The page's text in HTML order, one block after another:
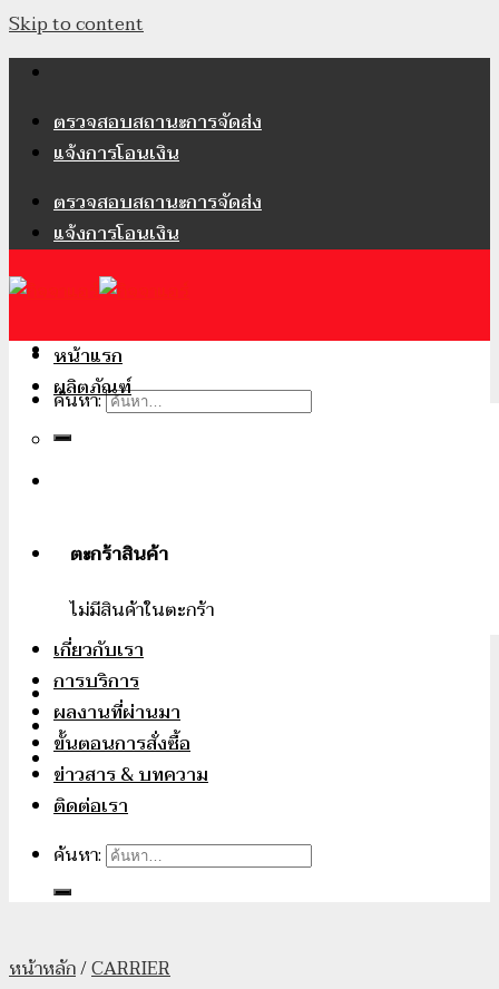
Skip to content
ตรวจสอบสถานะการจัดส่ง
แจ้งการโอนเงิน
ตรวจสอบสถานะการจัดส่ง
แจ้งการโอนเงิน
ค้นหา:
ตะกร้าสินค้า
ไม่มีสินค้าในตะกร้า
หน้าแรก
ผลิตภัณฑ์
เกี่ยวกับเรา
การบริการ
ผลงานที่ผ่านมา
ขั้นตอนการสั่งซื้อ
ข่าวสาร & บทความ
ติดต่อเรา
ค้นหา:
หน้าหลัก/CARRIER